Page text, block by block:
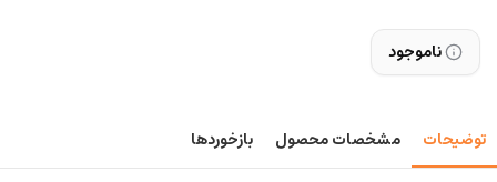
ناموجود
توضیحات مشخصات محصول بازخوردها